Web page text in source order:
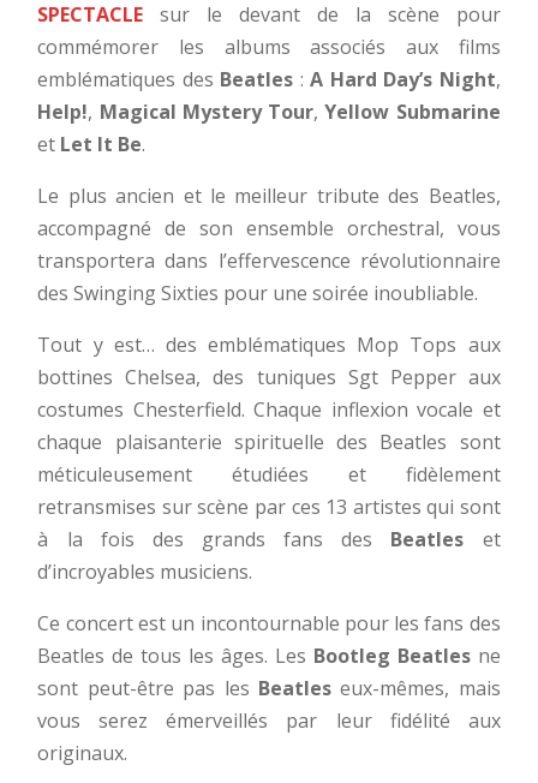
SPECTACLE sur le devant de la scène pour
commémorer les albums associés aux films
emblématiques des Beatles :A Hard Day’s Night,
Help!, Magical Mystery Tour,Yellow Submarine
et Let It Be.
Le plus ancien et le meilleur tribute des Beatles,
accompagné de son ensemble orchestral, vous
transportera dans l’effervescence révolutionnaire
des Swinging Sixties pour une soirée inoubliable.
Tout y est… des emblématiques Mop Tops aux
bottines Chelsea, des tuniques Sgt Pepper aux
costumes Chesterfield. Chaque inflexion vocale et
chaque plaisanterie spirituelle des Beatles sont
méticuleusement étudiées et fidèlement
retransmises sur scène par ces 13 artistes qui sont
à la fois des grands fans des Beatles et
d’incroyables musiciens.
Ce concert est un incontournable pour les fans des
Beatles de tous les âges. Les Bootleg Beatlesne
sont peut-être pas les Beatleseux-mêmes, mais
vous serez émerveillés par leur fidélité aux
originaux.